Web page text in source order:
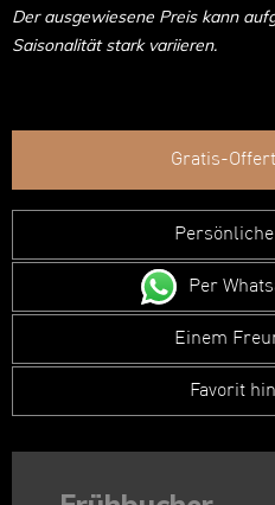
Der ausgewiesene Preis kann
Saisonalität stark variieren.
Gratis-
Per
Einem
Favorit